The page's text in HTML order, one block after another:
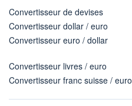
Convertisseur de devises
Convertisseur dollar / euro
Convertisseur euro / dollar
Convertisseur livres / euro
Convertisseur franc suisse / euro